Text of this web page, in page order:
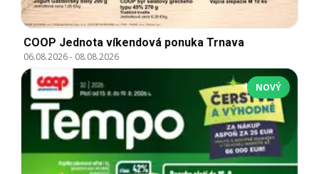
COOP Jednota víkendová ponuka Trnava
06.08.2026- 08.08.2026
NOVÝ